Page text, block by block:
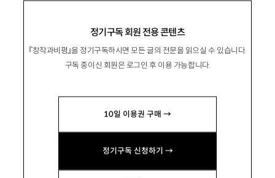
정기구독 회원 전용 콘텐츠
『창작과비평』을 정기구독하시면 모든 글의 전문을 읽으실 수 있습니다.
구독 중이신 회원은 로그인 후 이용 가능합니다.
10일 이용권 구매 →
정기구독 신청하기 →